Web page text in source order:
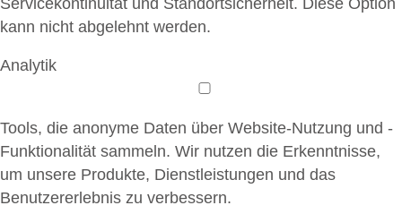
kann nicht abgelehnt werden.
Analytik
Tools, die anonyme Daten über Website-Nutzung und -
Funktionalität sammeln. Wir nutzen die Erkenntnisse,
um unsere Produkte, Dienstleistungen und das
Benutzererlebnis zu verbessern.